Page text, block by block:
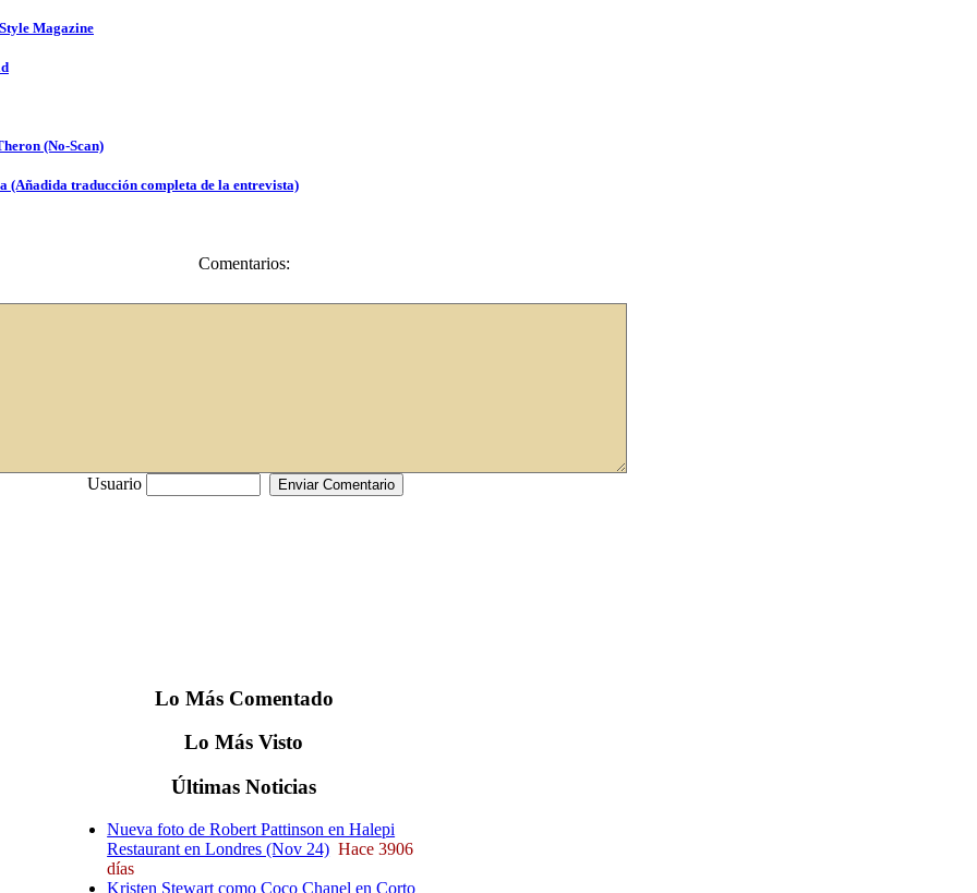
Magazine
(No-Scan)
(Añadida traducción completa de la entrevista)
Comentarios:
Usuario
Lo MásComentado
LoMás Visto
Últimas Noticias
Nueva foto de Robert Pattinson en Halepi
Restaurant en Londres (Nov 24) Hace 3906
días
Kristen Stewart como Coco Chanel en Corto